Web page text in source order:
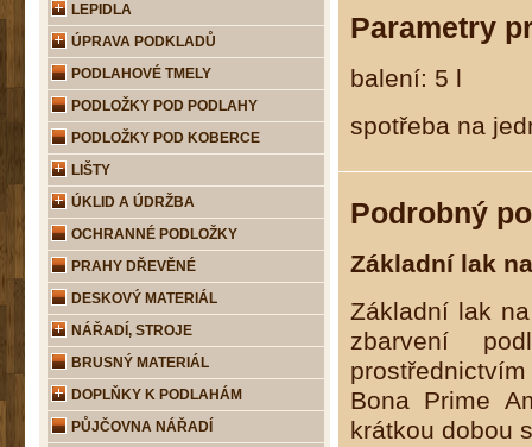
Parametry
balení: 5 l
spotřeba na
Podrobný
Základní lak
Základní lak
zbarvení
Bona Prime
krátkou dobou
LEPIDLA
ÚPRAVA PODKLADŮ
PODLAHOVÉ TMELY
PODLOŽKY POD PODLAHY
PODLOŽKY POD KOBERCE
LIŠTY
ÚKLID A ÚDRŽBA
OCHRANNÉ PODLOŽKY
PRAHY DŘEVĚNÉ
DESKOVÝ MATERIÁL
NÁŘADÍ, STROJE
BRUSNÝ MATERIÁL
DOPLŇKY K PODLAHÁM
PŮJČOVNA NÁŘADÍ